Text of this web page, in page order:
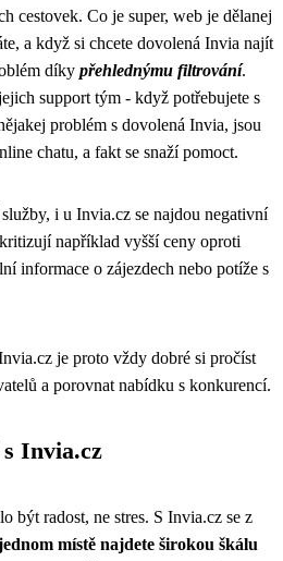
cestovek. Co je super, web je dělanej
a když si chcete dovolená Invia najít
díky přehlednýmu filtrování.
support tým - když potřebujete s
problém s dovolená Invia, jsou
chatu, a fakt se snaží pomoct.
i u Invia.cz se najdou negativní
například vyšší ceny oproti
informace o zájezdech nebo potíže s
je proto vždy dobré si pročíst
a porovnat nabídku s konkurencí.
Invia.cz
být radost, ne stres. S Invia.cz se z
místě najdete širokou škálu